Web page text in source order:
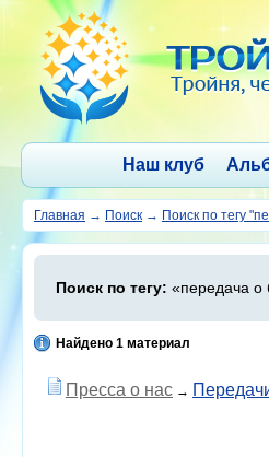
Наш клуб
Главная → Поиск → Поиск по тегу
Поиск по тегу: «передача о
Найдено 1 материал
Пресса о нас →